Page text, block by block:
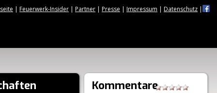
| Feuerwerk-Insider | Partner | Presse | Impressum | Datenschutz |
Kommentare